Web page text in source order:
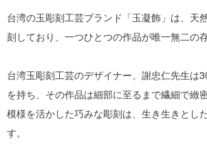
台湾の玉彫刻工芸ブランド「玉凝飾」は、天
刻しており、一つひとつの作品が唯一無二の存
台湾玉彫刻工芸のデザイナー、謝忠仁先生は
を持ち、その作品は細部に至るまで繊細で緻
模様を活かした巧みな彫刻は、生き生きとし
す。